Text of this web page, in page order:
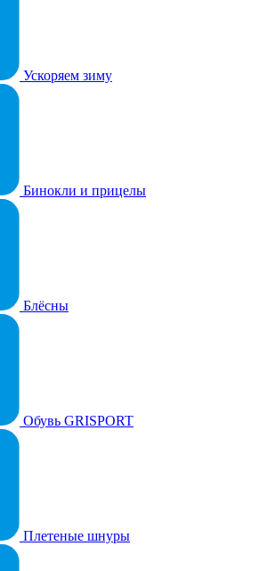
Ускоряем зиму
Бинокли и прицелы
Блёсны
Обувь GRISPORT
Плетеные шнуры